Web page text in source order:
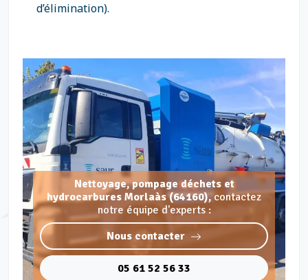
d’élimination).
Nettoyage, pompage déchets et
hydrocarbures Morlaàs (64160),contactez
notre équipe d'experts :
Nous contacter
05 61 52 56 33